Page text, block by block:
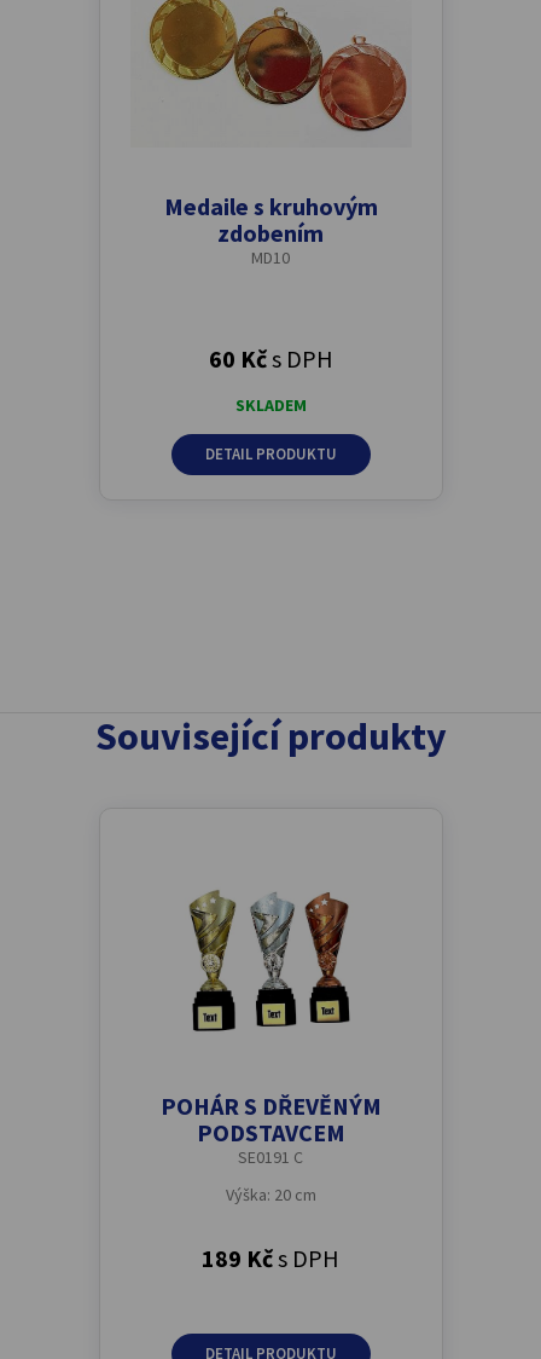
Medaile s kruhovým
zdobením
MD10
60 Kčs DPH
SKLADEM
DETAIL PRODUKTU
Související produkty
POHÁR S DŘEVĚNÝM
PODSTAVCEM
SE0191 C
Výška: 20 cm
189 Kčs DPH
DETAIL PRODUKTU